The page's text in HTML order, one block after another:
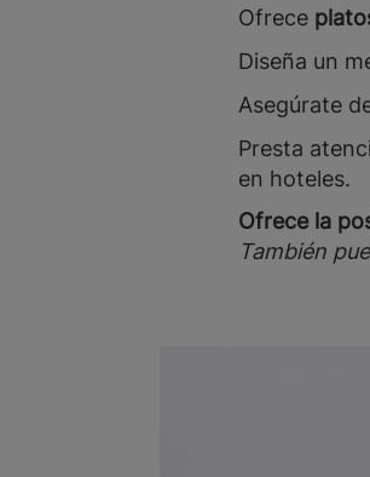
Ofrece
Diseña un
Asegúrate
Presta
en hoteles.
Ofrece la
También